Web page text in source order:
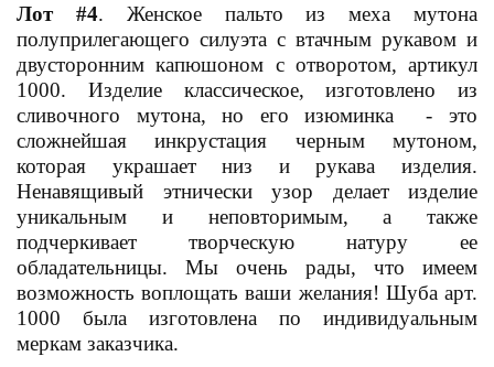
Лот #4. Женское пальто из меха мутона
полуприлегающего силуэта с втачным рукавом и
двусторонним капюшоном с отворотом, артикул
1000. Изделие классическое, изготовлено из
сливочного мутона, но его изюминка - это
сложнейшая инкрустация черным мутоном,
которая украшает низ и рукава изделия.
Ненавящивый этнически узор делает изделие
уникальным и неповторимым, а также
подчеркивает творческую натуру ее
обладательницы. Мы очень рады, что имеем
возможность воплощать ваши желания! Шуба арт.
1000 была изготовлена по индивидуальным
меркам заказчика.